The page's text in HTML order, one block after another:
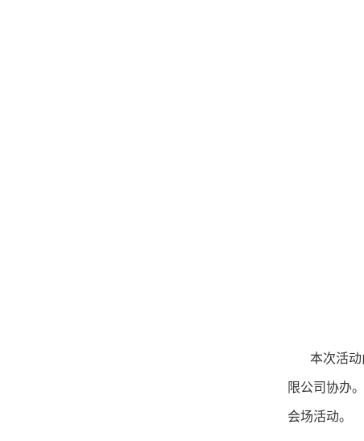
本次活动由
限公司协办
会场活动。